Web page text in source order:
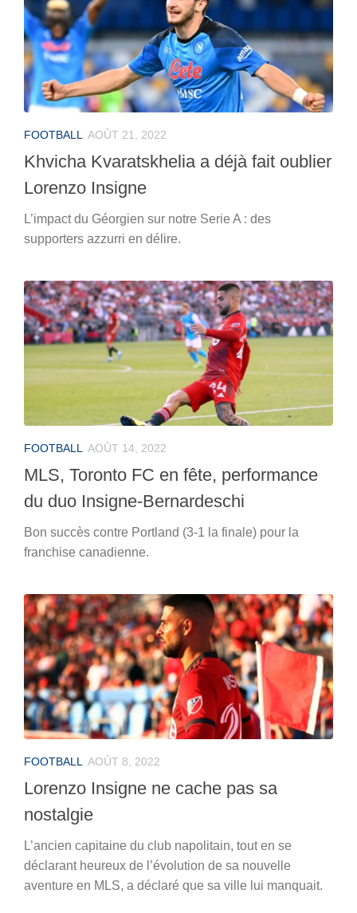
FOOTBALL AOÛT 21, 2022
Khvicha Kvaratskhelia a déjà fait oublier
Lorenzo Insigne
L’impact du Géorgien sur notre Serie A : des
supporters azzurri en délire.
FOOTBALL AOÛT 14, 2022
MLS, Toronto FC en fête, performance
du duo Insigne-Bernardeschi
Bon succès contre Portland (3-1 la finale) pour la
franchise canadienne.
FOOTBALL AOÛT 8, 2022
Lorenzo Insigne ne cache pas sa
nostalgie
L’ancien capitaine du club napolitain, tout en se
déclarant heureux de l’évolution de sa nouvelle
aventure en MLS, a déclaré que sa ville lui manquait.